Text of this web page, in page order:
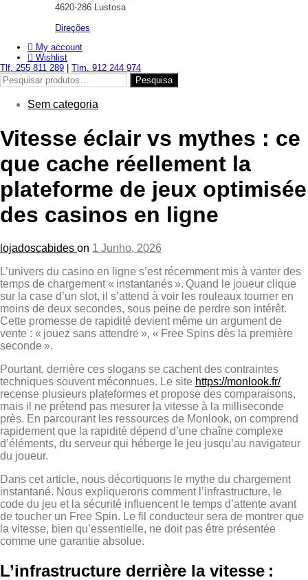
4620-286 Lustosa
Direções
My account
Wishlist
Tlf. 255 811 289
Tlm. 912 244 974
Pesquisar
por:
Pesquisa
Sem categoria
Vitesse éclair vs mythes : ce
que cache réellement la
plateforme de jeux optimisée
des casinos en ligne
lojadoscabides on 1 Junho, 2026
L’univers du casino en ligne s’est récemment mis à vanter des
temps de chargement « instantanés ». Quand le joueur clique
sur la case d’un slot, il s’attend à voir les rouleaux tourner en
moins de deux secondes, sous peine de perdre son intérêt.
Cette promesse de rapidité devient même un argument de
vente : « jouez sans attendre », « Free Spins dès la première
seconde ».
Pourtant, derrière ces slogans se cachent des contraintes
techniques souvent méconnues. Le site https://monlook.fr/
recense plusieurs plateformes et propose des comparaisons,
mais il ne prétend pas mesurer la vitesse à la milliseconde
près. En parcourant les ressources de Monlook, on comprend
rapidement que la rapidité dépend d’une chaîne complexe
d’éléments, du serveur qui héberge le jeu jusqu’au navigateur
du joueur.
Dans cet article, nous décortiquons le mythe du chargement
instantané. Nous expliquerons comment l’infrastructure, le
code du jeu et la sécurité influencent le temps d’attente avant
de toucher un Free Spin. Le fil conducteur sera de montrer que
la vitesse, bien qu’essentielle, ne doit pas être présentée
comme une garantie absolue.
L’infrastructure derrière la vitesse :